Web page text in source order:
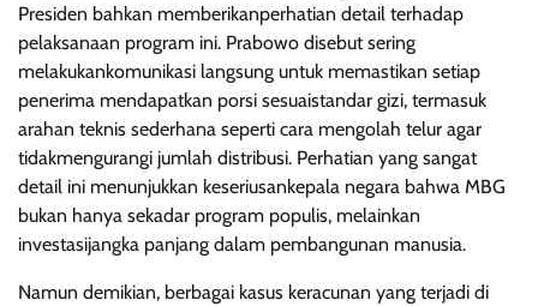
Presiden bahkan memberikanperhatian detail terhadap
pelaksanaan program ini. Prabowo disebut sering
melakukankomunikasi langsung untuk memastikan setiap
penerima mendapatkan porsi sesuaistandar gizi, termasuk
arahan teknis sederhana seperti cara mengolah telur agar
tidakmengurangi jumlah distribusi. Perhatian yang sangat
detail ini menunjukkan keseriusankepala negara bahwa MBG
bukan hanya sekadar program populis, melainkan
investasijangka panjang dalam pembangunan manusia.
Namun demikian, berbagai kasus keracunan yang terjadi di